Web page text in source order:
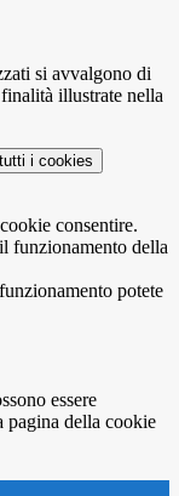
si avvalgono di
illustrate nella
i cookies
consentire.
funzionamento della
potete
essere
pagina della cookie